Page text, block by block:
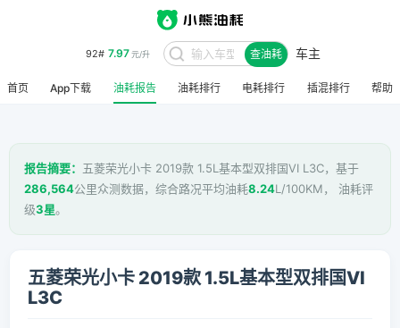
查油耗 车主
首页 App下载 油耗报告 油耗排行 电耗排行 插混排行 帮助
报告摘要： 五菱荣光小卡 2019款 1.5L基本型双排国VI L3C，基于
286,564公里众测数据，综合路况平均油耗8.24L/100KM， 油耗评
级3星。
五菱荣光小卡 2019款 1.5L基本型双排国VI
L3C